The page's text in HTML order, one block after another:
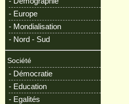
- Europe
- Mondialisation
- Nord - Sud
Société
- Démocratie
- Education
- Egalités